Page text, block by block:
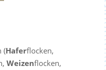
(Haferflocken,
Weizenflocken,